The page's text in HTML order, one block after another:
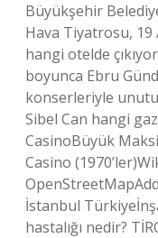
Büyükşehir
Hava Tiyatrosu, 19
hangi otelde
boyunca Ebru
konserleriyle
Sibel Can hangi
CasinoBüyük
Casino
İstanbul
hastalığı nedir?